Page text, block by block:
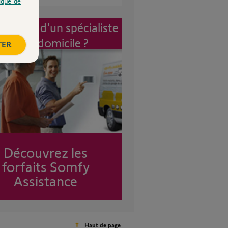
d'un spécialiste
à mon domicile ?
Découvrez les
forfaits Somfy
Assistance
Haut de page